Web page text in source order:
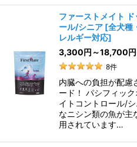
ファーストメイト
ール/シニア [全犬種
レルギー対応]
3,300円 ～18,700円
8件
内臓への負担が配慮
ード！ パシフィッ
イトコントロール/
なニシン類の魚が主
用されています…